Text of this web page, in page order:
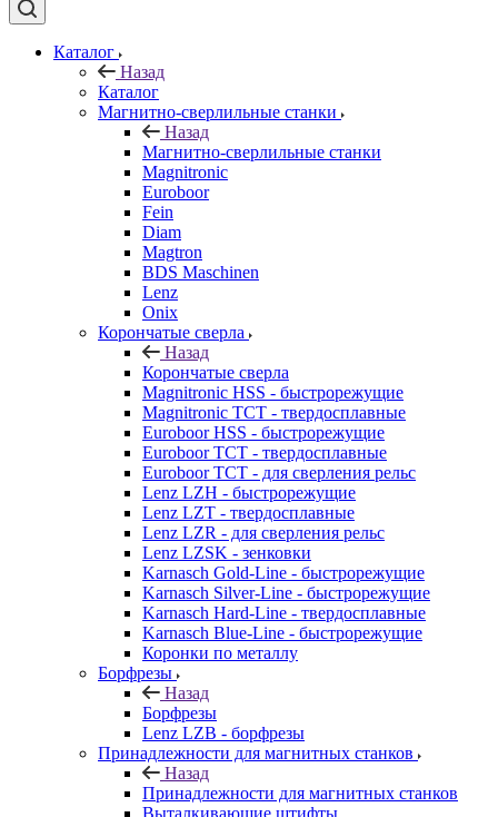
Каталог
Назад
Каталог
Магнитно-сверлильные станки
Назад
Магнитно-сверлильные станки
Magnitronic
Euroboor
Fein
Diam
Magtron
BDS Maschinen
Lenz
Onix
Корончатые сверла
Назад
Корончатые сверла
Magnitronic HSS - быстрорежущие
Magnitronic TCT - твердосплавные
Euroboor HSS - быстрорежущие
Euroboor TCT - твердосплавные
Euroboor TCT - для сверления рельс
Lenz LZH - быстрорежущие
Lenz LZT - твердосплавные
Lenz LZR - для сверления рельс
Lenz LZSK - зенковки
Karnasch Gold-Line - быстрорежущие
Karnasch Silver-Line - быстрорежущие
Karnasch Hard-Line - твердосплавные
Karnasch Blue-Line - быстрорежущие
Коронки по металлу
Борфрезы
Назад
Борфрезы
Lenz LZB - борфрезы
Принадлежности для магнитных станков
Назад
Принадлежности для магнитных станков
Выталкивающие штифты